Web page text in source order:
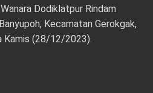
Dodiklatpur Rindam
Kecamatan Gerokgak,
Kamis (28/12/2023).